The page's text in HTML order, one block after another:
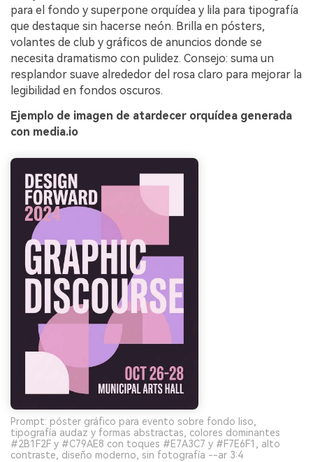
para el fondo y superpone orquídea y lila para tipografía
que destaque sin hacerse neón. Brilla en pósters,
volantes de club y gráficos de anuncios donde se
necesita dramatismo con pulidez. Consejo: suma un
resplandor suave alrededor del rosa claro para mejorar la
legibilidad en fondos oscuros.
Ejemplo de imagen de atardecer orquídea generada
con media.io
Prompt: póster gráfico para evento sobre fondo liso,
tipografía audaz y formas abstractas, colores dominantes
#2B1F2F y #C79AE8 con toques #E7A3C7 y #F7E6F1, alto
contraste, diseño moderno, sin fotografía --ar 3:4